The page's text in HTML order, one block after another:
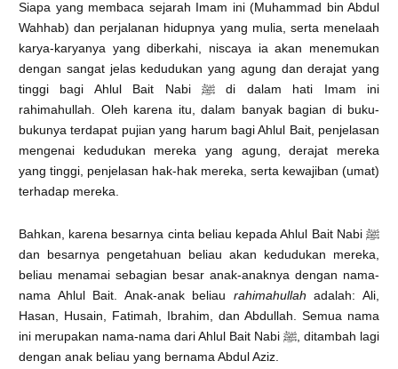
Siapa yang membaca sejarah Imam ini (Muhammad bin Abdul
Wahhab) dan perjalanan hidupnya yang mulia, serta menelaah
karya-karyanya yang diberkahi, niscaya ia akan menemukan
dengan sangat jelas kedudukan yang agung dan derajat yang
tinggi bagi Ahlul Bait Nabi ﷺ di dalam hati Imam ini
rahimahullah. Oleh karena itu, dalam banyak bagian di buku-
bukunya terdapat pujian yang harum bagi Ahlul Bait, penjelasan
mengenai kedudukan mereka yang agung, derajat mereka
yang tinggi, penjelasan hak-hak mereka, serta kewajiban (umat)
terhadap mereka.
Bahkan, karena besarnya cinta beliau kepada Ahlul Bait Nabi ﷺ
dan besarnya pengetahuan beliau akan kedudukan mereka,
beliau menamai sebagian besar anak-anaknya dengan nama-
nama Ahlul Bait. Anak-anak beliau rahimahullah adalah: Ali,
Hasan, Husain, Fatimah, Ibrahim, dan Abdullah. Semua nama
ini merupakan nama-nama dari Ahlul Bait Nabi ﷺ, ditambah lagi
dengan anak beliau yang bernama Abdul Aziz.